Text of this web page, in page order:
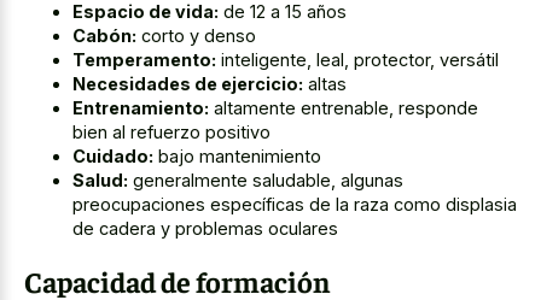
Espacio de vida: de 12 a 15 años
Cabón: corto y denso
Temperamento: inteligente, leal, protector, versátil
Necesidades de ejercicio: altas
Entrenamiento: altamente entrenable, responde
bien al refuerzo positivo
Cuidado: bajo mantenimiento
Salud: generalmente saludable, algunas
preocupaciones específicas de la raza como displasia
de cadera y problemas oculares
Capacidad de formación